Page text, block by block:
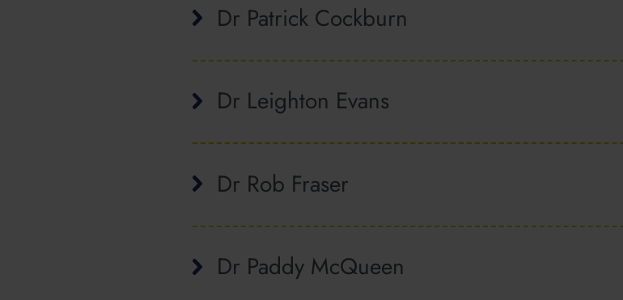
Dr Patrick Cockburn
Dr Leighton Evans
Dr Rob Fraser
Dr Paddy McQueen